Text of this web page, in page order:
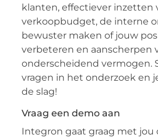
klanten, effectiever inzetten
verkoopbudget, de interne
bewuster maken of jouw
verbeteren en aanscherpen
onderscheidend vermogen.
vragen in het onderzoek en
de slag!
Vraag een demo aan
Integron gaat graag met jou